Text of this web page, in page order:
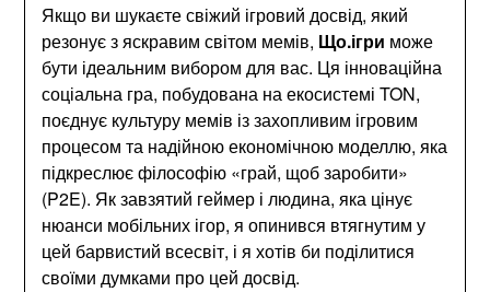
Якщо ви шукаєте свіжий ігровий досвід, який
резонує з яскравим світом мемів, Що.ігри може
бути ідеальним вибором для вас. Ця інноваційна
соціальна гра, побудована на екосистемі TON,
поєднує культуру мемів із захопливим ігровим
процесом та надійною економічною моделлю, яка
підкреслює філософію «грай, щоб заробити»
(P2E). Як завзятий геймер і людина, яка цінує
нюанси мобільних ігор, я опинився втягнутим у
цей барвистий всесвіт, і я хотів би поділитися
своїми думками про цей досвід.